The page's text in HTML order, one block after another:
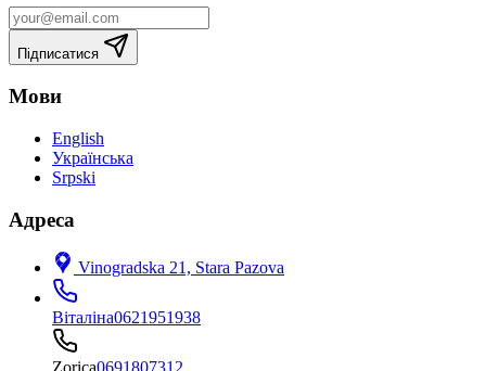
Підписатися
Мови
English
Українська
Srpski
Адреса
Vinogradska 21, Stara Pazova
Віталіна0621951938